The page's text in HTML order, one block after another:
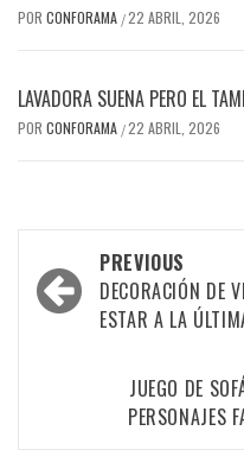
POR CONFORAMA /22 ABRIL, 2026
LAVADORA SUENA PERO EL
POR CONFORAMA /22 ABRIL, 2026
Post
navigation
PREVIOUS
DECORACIÓN DE
ESTAR A LA
JUEGO DE
PERSONAJES